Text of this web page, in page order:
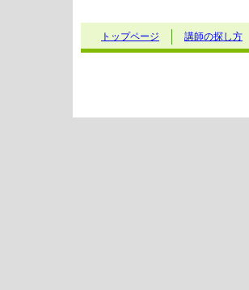
トップページ 講師の探し方